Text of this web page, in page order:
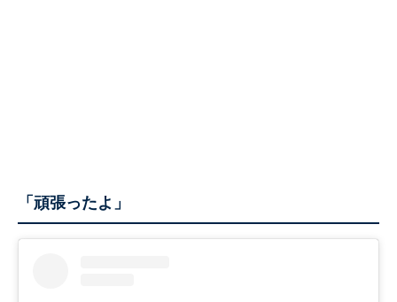
「頑張ったよ」